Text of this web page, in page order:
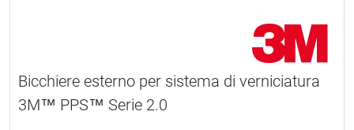
Bicchiere esterno per sistema di verniciatura
3M™ PPS™ Serie 2.0